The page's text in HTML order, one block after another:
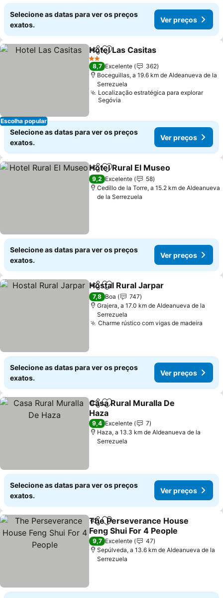
Selecione as datas para ver os preços
exatos.
Ver preços
Escolha popular
PartilharAdicionar aos favoritos
Hotel Las Casitas
2 Estrelas
8,7 Excelente
362
Boceguillas, a 19.6 km de Aldeanueva de la
Serrezuela
Localização estratégica para explorar
Segóvia
Selecione as datas para ver os preços
exatos.
Ver preços
PartilharAdicionar aos favoritos
Hotel Rural El Museo
9,2 Excelente
58
Cedillo de la Torre, a 15.2 km de Aldeanueva
de la Serrezuela
Selecione as datas para ver os preços
exatos.
Ver preços
PartilharAdicionar aos favoritos
Hostal Rural Jarpar
7,8 Boa
747
Grajera, a 17.0 km de Aldeanueva de la
Serrezuela
Charme rústico com vigas de madeira
Selecione as datas para ver os preços
exatos.
Ver preços
PartilharAdicionar aos favoritos
Casa Rural Muralla De
Haza
9,4 Excelente
7
Haza, a 13.3 km de Aldeanueva de la
Serrezuela
Selecione as datas para ver os preços
exatos.
Ver preços
PartilharAdicionar aos favoritos
The Perseverance House
Feng Shui For 4 People
9,7 Excelente
47
Sepúlveda, a 13.6 km de Aldeanueva de la
Serrezuela